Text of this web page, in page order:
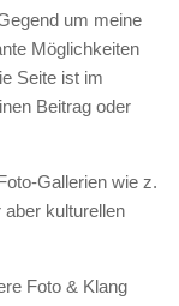
um meine
Möglichkeiten
Seite ist im
Beitrag oder
Gallerien wie z.
kulturellen
Foto & Klang